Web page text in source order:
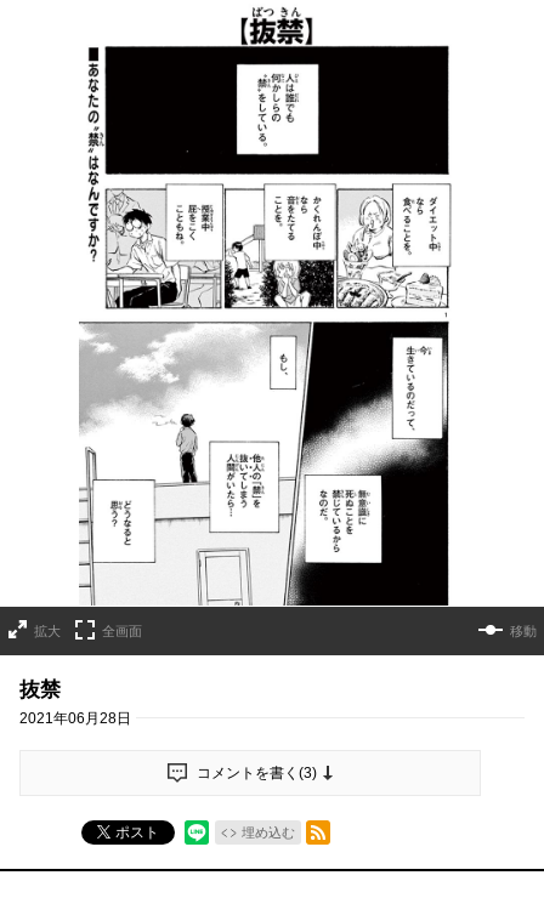
拡大 全画面 移動
抜禁
2021年06月28日
コメントを書く(3)
ポスト 埋め込む
RSSフィード